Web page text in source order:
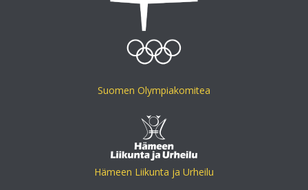
Suomen Olympiakomitea
Hämeen Liikunta ja Urheilu